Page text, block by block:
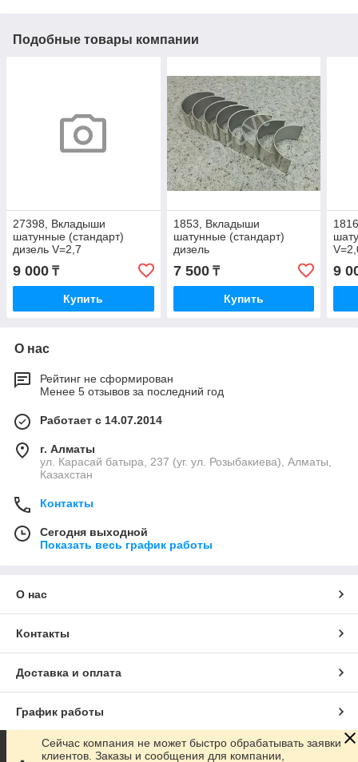
Подобные товары компании
27398, Вкладыши
шатунные (стандарт)
дизель V=2,7
9 000 ₸
Купить
1853, Вкладыши
шатунные (стандарт)
дизель
7 500₸
Купить
9
О нас
Рейтинг не сформирован
Менее 5 отзывов за последний год
Работает с 14.07.2014
г. Алматы
ул. Карасай батыра, 237 (уг. ул. Розыбакиева), Алматы,
Казахстан
Контакты
Сегодня выходной
Показать весь график работы
О нас
Контакты
Доставка и оплата
График работы
Полная версия сайта
Сейчас компания не может быстро обрабатывать заявки
клиентов. Заказы и сообщения для компании,